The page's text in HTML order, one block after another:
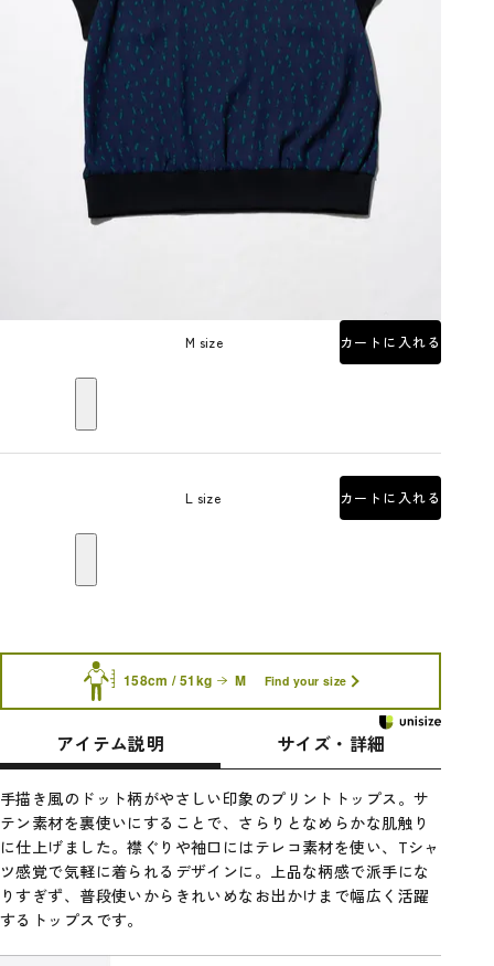
M size カートに入れる
L size カートに入れる
158cm / 51kg M Find your size
アイテム説明 サイズ・詳細
手描き風のドット柄がやさしい印象のプリントトップス。サ
テン素材を裏使いにすることで、さらりとなめらかな肌触り
に仕上げました。襟ぐりや袖口にはテレコ素材を使い、Tシャ
ツ感覚で気軽に着られるデザインに。上品な柄感で派手にな
りすぎず、普段使いからきれいめなお出かけまで幅広く活躍
するトップスです。